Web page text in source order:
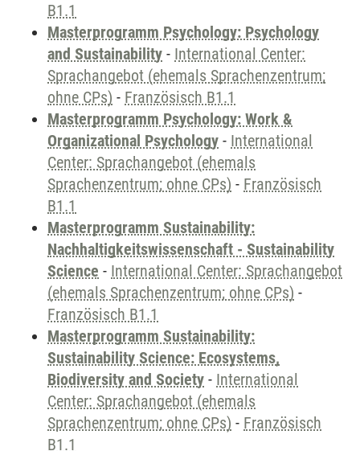
B1.1
Masterprogramm Psychology: Psychology
and Sustainability - International Center:
Sprachangebot (ehemals Sprachenzentrum;
ohne CPs) - Französisch B1.1
Masterprogramm Psychology: Work &
Organizational Psychology - International
Center: Sprachangebot (ehemals
Sprachenzentrum; ohne CPs) - Französisch
B1.1
Masterprogramm Sustainability:
Nachhaltigkeitswissenschaft - Sustainability
Science - International Center: Sprachangebot
(ehemals Sprachenzentrum; ohne CPs) -
Französisch B1.1
Masterprogramm Sustainability:
Sustainability Science: Ecosystems,
Biodiversity and Society - International
Center: Sprachangebot (ehemals
Sprachenzentrum; ohne CPs) - Französisch
B1.1